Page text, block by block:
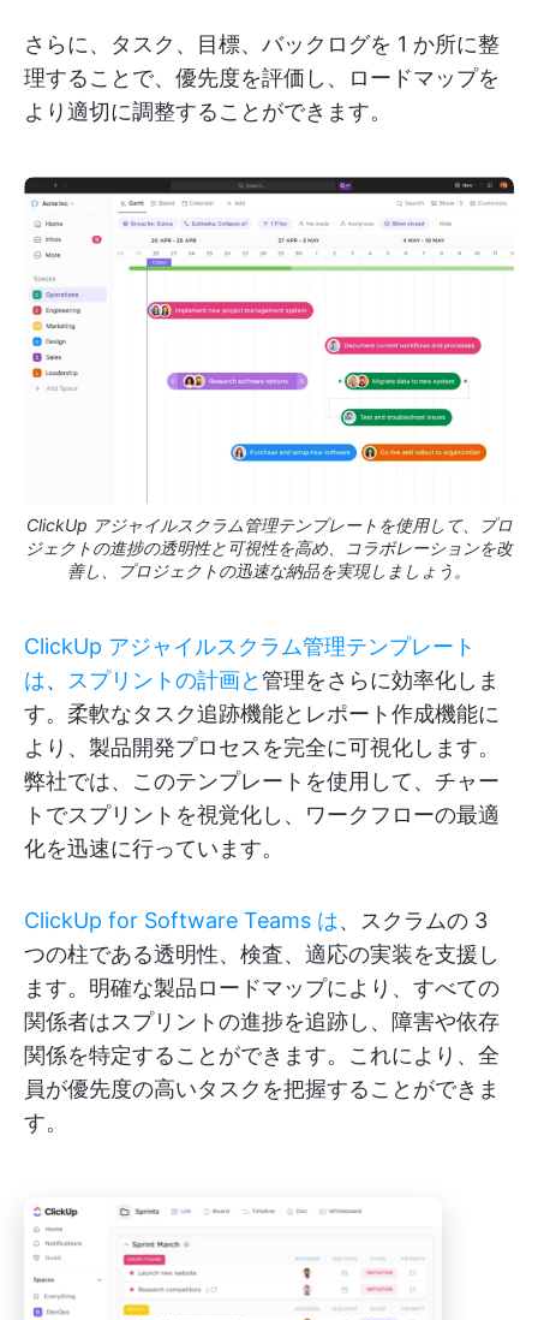
さらに、タスク、目標、バックログを 1 か所に整
理することで、優先度を評価し、ロードマップを
より適切に調整することができます。
ClickUp アジャイルスクラム管理テンプレートを使用して、プロ
ジェクトの進捗の透明性と可視性を高め、コラボレーションを改
善し、プロジェクトの迅速な納品を実現しましょう。
ClickUp アジャイルスクラム管理テンプレート
は、 スプリントの計画と管理をさらに効率化しま
す。柔軟なタスク追跡機能とレポート作成機能に
より、製品開発プロセスを完全に可視化します。
弊社では、このテンプレートを使用して、チャー
トでスプリントを視覚化し、ワークフローの最適
化を迅速に行っています。
ClickUp for Software Teams は、スクラムの 3
つの柱である透明性、検査、適応の実装を支援し
ます。明確な製品ロードマップにより、すべての
関係者はスプリントの進捗を追跡し、障害や依存
関係を特定することができます。これにより、全
員が優先度の高いタスクを把握することができま
す。